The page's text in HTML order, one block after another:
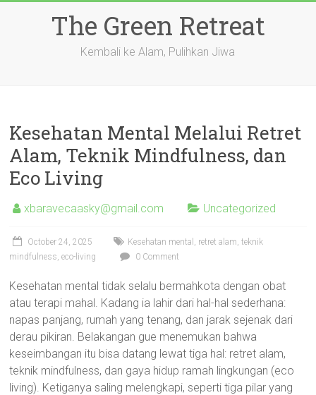
The Green Retreat
Kembali ke Alam, Pulihkan Jiwa
Kesehatan Mental Melalui Retret
Alam, Teknik Mindfulness, dan
Eco Living
xbaravecaasky@gmail.com Uncategorized
October 24, 2025
Kesehatan mental, retret alam, teknik
mindfulness, eco-living
0 Comment
Kesehatan mental tidak selalu bermahkota dengan obat
atau terapi mahal. Kadang ia lahir dari hal-hal sederhana:
napas panjang, rumah yang tenang, dan jarak sejenak dari
derau pikiran. Belakangan gue menemukan bahwa
keseimbangan itu bisa datang lewat tiga hal: retret alam,
teknik mindfulness, dan gaya hidup ramah lingkungan (eco
living). Ketiganya saling melengkapi, seperti tiga pilar yang